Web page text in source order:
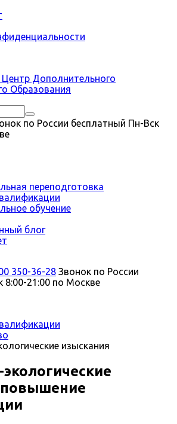
Центр Дополнительного
Образования
по России бесплатный Пн-Вск
переподготовка
обучение
блог
350-36-28 Звонок по России
8:00-21:00 по Москве
изыскания
повышение